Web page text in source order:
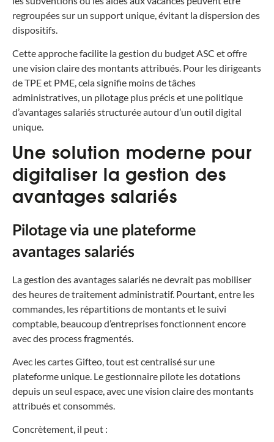
regroupées sur un support unique, évitant la dispersion des
dispositifs.
Cette approche facilite la gestion du budget ASC et offre
une vision claire des montants attribués. Pour les dirigeants
de TPE et PME, cela signifie moins de tâches
administratives, un pilotage plus précis et une politique
d’avantages salariés structurée autour d’un outil digital
unique.
Une solution moderne pour
digitaliser la gestion des
avantages salariés
Pilotage via une plateforme
avantages salariés
La gestion des avantages salariés ne devrait pas mobiliser
des heures de traitement administratif. Pourtant, entre les
commandes, les répartitions de montants et le suivi
comptable, beaucoup d’entreprises fonctionnent encore
avec des process fragmentés.
Avec les cartes Gifteo, tout est centralisé sur une
plateforme unique. Le gestionnaire pilote les dotations
depuis un seul espace, avec une vision claire des montants
attribués et consommés.
Concrètement, il peut :